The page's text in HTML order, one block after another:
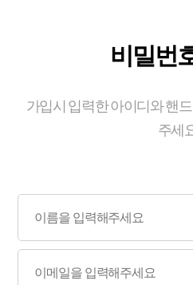
비밀번
가입시 입력한 아이디와 핸
주세